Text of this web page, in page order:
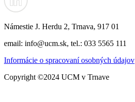
Námestie J. Herdu 2, Trnava, 917 01
email: info@ucm.sk, tel.: 033 5565 111
Informácie o spracovaní osobných údajov
Copyright ©2024 UCM v Trnave